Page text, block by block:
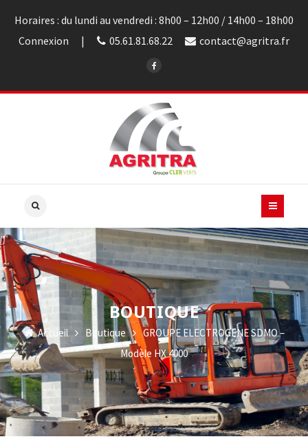
Horaires : du lundi au vendredi : 8h00 – 12h00 / 14h00 – 18h00
Connexion
05.61.81.68.22 contact@agritra.fr
BOUTIQUE
Accueil Boutique
GROUPE ELECTROGENE SDMO –
Modèle HX 4000